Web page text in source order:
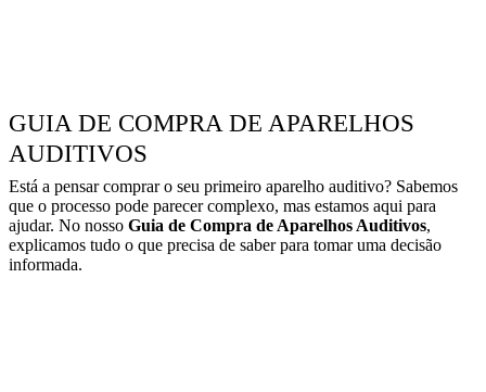
GUIA DE COMPRA DE APARELHOS
AUDITIVOS​​
Está a pensar comprar o seu primeiro aparelho auditivo? Sabemos
que o processo pode parecer complexo, mas estamos aqui para
ajudar. No nosso Guia de Compra de Aparelhos Auditivos,
explicamos tudo o que precisa de saber para tomar uma decisão
informada.